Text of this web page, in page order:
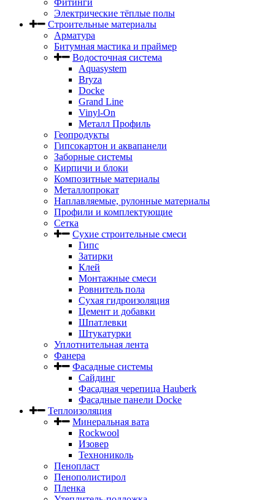
Электрические тёплые полы
Строительные материалы
Арматура
Битумная мастика и праймер
Водосточная система
Aquasystem
Bryza
Docke
Grand Line
Vinyl-On
Металл Профиль
Геопродукты
Гипсокартон и аквапанели
Заборные системы
Кирпичи и блоки
Композитные материалы
Металлопрокат
Наплавляемые, рулонные материалы
Профили и комплектующие
Сетка
Сухие строительные смеси
Гипс
Затирки
Клей
Монтажные смеси
Ровнитель пола
Сухая гидроизоляция
Цемент и добавки
Шпатлевки
Штукатурки
Уплотнительная лента
Фанера
Фасадные системы
Сайдинг
Фасадная черепица Hauberk
Фасадные панели Docke
Теплоизоляция
Минеральная вата
Rockwool
Изовер
Технониколь
Пенопласт
Пенополистирол
Пленка